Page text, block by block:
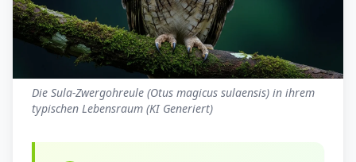
Die Sula-Zwergohreule (Otus magicus sulaensis) in ihrem
typischen Lebensraum (KI Generiert)